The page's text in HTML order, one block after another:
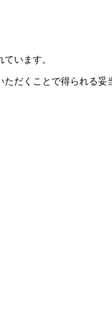
います。
だくことで得られる妥